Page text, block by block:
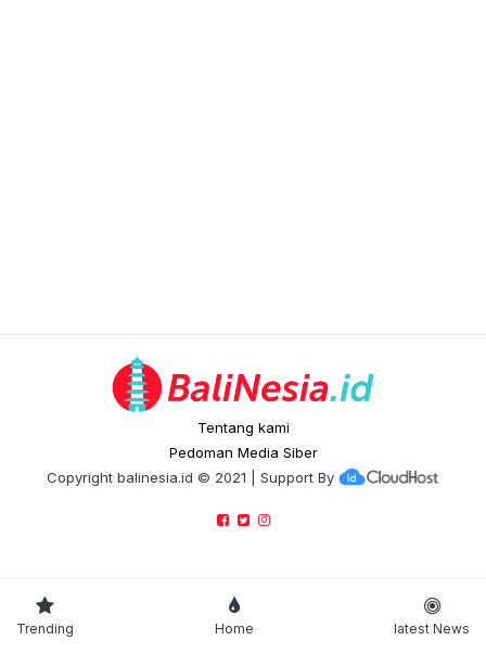
Tentang kami
Pedoman Media Siber
Copyright balinesia.id © 2021 | Support By
Trending Home latest News